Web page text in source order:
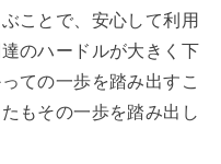
ことで、安心して利用
のハードルが大きく下
ての一歩を踏み出すこ
もその一歩を踏み出し